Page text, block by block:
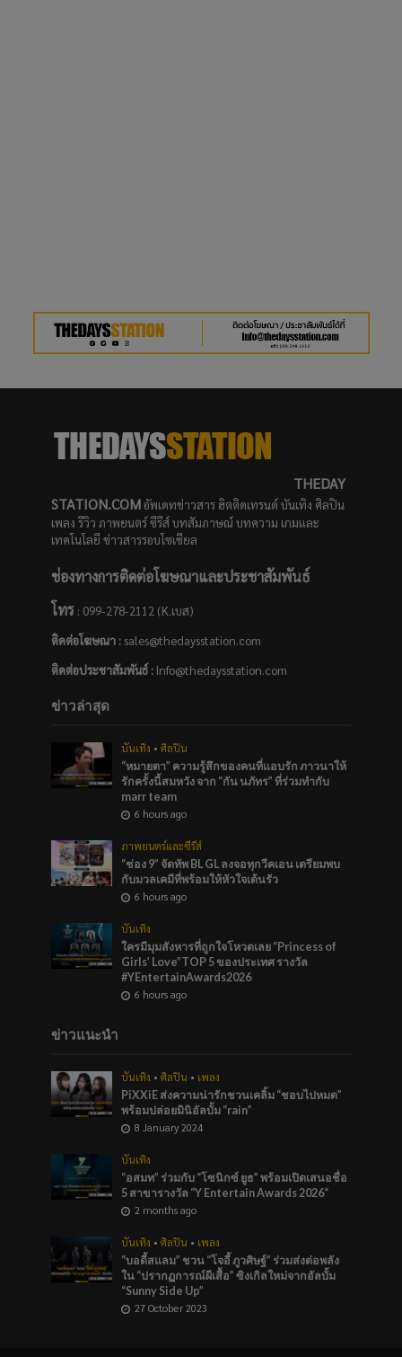
THEDAY
STATION.COMอัพเดทข่าวสาร ฮิตติดเทรนด์ บันเทิง ศิลปิน
เพลง รีวิว ภาพยนตร์ ซีรีส์ บทสัมภาษณ์ บทความ เกมและ
เทคโนโลยี ข่าวสารรอบโซเชียล
ช่องทางการติดต่อโฆษณาและประชาสัมพันธ์
โทร: 099-278-2112 (K.เบส)
ติดต่อโฆษณา :sales@thedaysstation.com
ติดต่อประชาสัมพันธ์: Info@thedaysstation.com
ข่าวล่าสุด
บันเทิง • ศิลปิน
“หมายตา” ความรู้สึกของคนที่แอบรัก ภาวนาให้
รักครั้งนี้สมหวัง จาก “กัน นภัทร” ที่ร่วมทำกับ
marr team
6 hours ago
ภาพยนตร์และซีรีส์
“ช่อง 9” จัดทัพ BL GL ลงจอทุกวีคเอน เตรียมพบ
กับมวลเคมีที่พร้อมให้หัวใจเต้นรัว
6 hours ago
บันเทิง
ใครมีมุมสังหารที่ถูกใจโหวตเลย “Princess of
Girls’ Love”TOP 5 ของประเทศ รางวัล
#YEntertainAwards2026
6 hours ago
ข่าวแนะนำ
บันเทิง • ศิลปิน • เพลง
PiXXiE ส่งความน่ารักชวนเคลิ้ม “ชอบไปหมด”
พร้อมปล่อยมินิอัลบั้ม “rain”
8 January 2024
บันเทิง
“อสมท” ร่วมกับ “โซนิกซ์ ยูธ” พร้อมเปิดเสนอชื่อ
5 สาขารางวัล “Y Entertain Awards 2026“
2 months ago
บันเทิง • ศิลปิน • เพลง
“บอดี้สแลม” ชวน “โจอี้ ภูวศิษฐ์” ร่วมส่งต่อพลัง
ใน “ปรากฏการณ์ผีเสื้อ” ซิงเกิลใหม่จากอัลบั้ม
“Sunny Side Up”
27 October 2023